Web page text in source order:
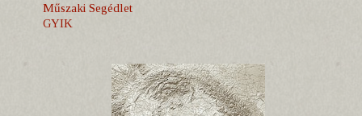
Műszaki Segédlet
GYIK